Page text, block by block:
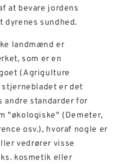
at bevare jordens
dyrenes sundhed.
landmænd er
som er en
(Agrigulture
er det
standarder for
"økologiske" (Demeter,
osv.), hvoraf nogle er
vedrører visse
kosmetik eller